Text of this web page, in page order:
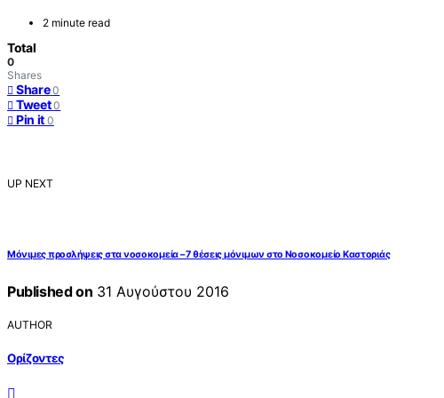
2 minute read
Total
0
Shares
Share 0
Tweet 0
Pin it 0
UP NEXT
Μόνιμες προσλήψεις στα νοσοκομεία – 7 θέσεις μόνιμων στο Νοσοκομείο Καστοριάς
Published on 31 Αυγούστου 2016
AUTHOR
Ορίζοντες